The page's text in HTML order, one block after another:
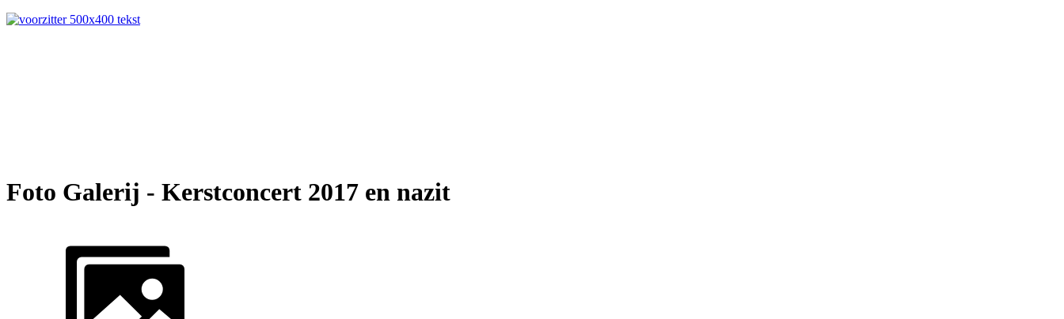
Foto Galerij - Kerstconcert 2017 en nazit